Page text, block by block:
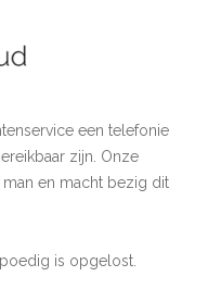
een telefonie
zijn. Onze
en macht bezig dit
is opgelost.